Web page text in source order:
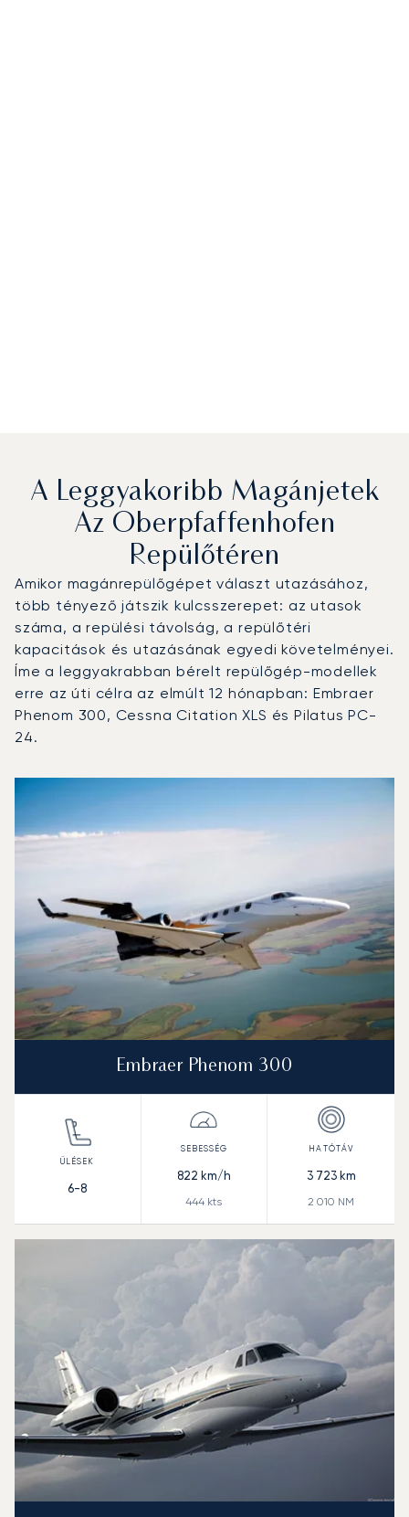
A Leggyakoribb Magánjetek
Az Oberpfaffenhofen
Repülőtéren
Amikor magánrepülőgépet választ utazásához,
több tényező játszik kulcsszerepet: az utasok
száma, a repülési távolság, a repülőtéri
kapacitások és utazásának egyedi követelményei.
Íme a leggyakrabban bérelt repülőgép-modellek
erre az úti célra az elmúlt 12 hónapban: Embraer
Phenom 300, Cessna Citation XLS és Pilatus PC-
24.
Repülőgép fotója Repülőgép-típus
Sebesség (km/h)
Sebesség (csomó)
Hatótávolság (NM)
Embraer Phenom 300
6-8
822 km/h
444 kts
3 723km
2 010 NM